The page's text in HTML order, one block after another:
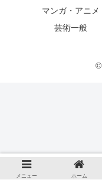
マンガ・アニメ
芸術一般
©
メニュー ホーム